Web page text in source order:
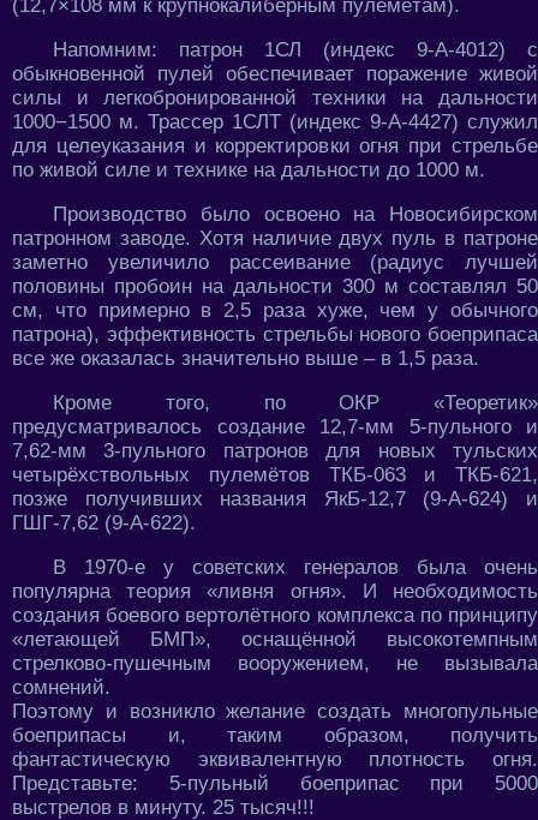
(12,7×108 мм к крупнокалиберным пулемётам).
Напомним: патрон 1СЛ (индекс 9-А-4012) с
обыкновенной пулей обеспечивает поражение живой
силы и легкобронированной техники на дальности
1000−1500 м. Трассер 1СЛТ (индекс 9-А-4427) служил
для целеуказания и корректировки огня при стрельбе
по живой силе и технике на дальности до 1000 м.
Производство было освоено на Новосибирском
патронном заводе. Хотя наличие двух пуль в патроне
заметно увеличило рассеивание (радиус лучшей
половины пробоин на дальности 300 м составлял 50
см, что примерно в 2,5 раза хуже, чем у обычного
патрона), эффективность стрельбы нового боеприпаса
все же оказалась значительно выше – в 1,5 раза.
Кроме того, по ОКР «Теоретик»
предусматривалось создание 12,7-мм 5-пульного и
7,62-мм 3-пульного патронов для новых тульских
четырёхствольных пулемётов ТКБ-063 и ТКБ-621,
позже получивших названия ЯкБ-12,7 (9-А-624) и
ГШГ-7,62 (9-А-622).
В 1970-е у советских генералов была очень
популярна теория «ливня огня». И необходимость
создания боевого вертолётного комплекса по принципу
«летающей БМП», оснащённой высокотемпным
стрелково-пушечным вооружением, не вызывала
сомнений.
Поэтому и возникло желание создать многопульные
боеприпасы и, таким образом, получить
фантастическую эквивалентную плотность огня.
Представьте: 5-пульный боеприпас при 5000
выстрелов в минуту. 25 тысяч!!!